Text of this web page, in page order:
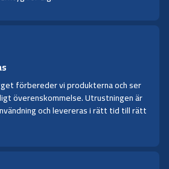
förbereder vi produkterna och ser
överenskommelse. Utrustningen är
och levereras i rätt tid till rätt